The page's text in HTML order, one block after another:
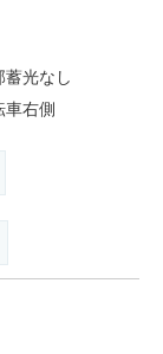
光なし
車右側